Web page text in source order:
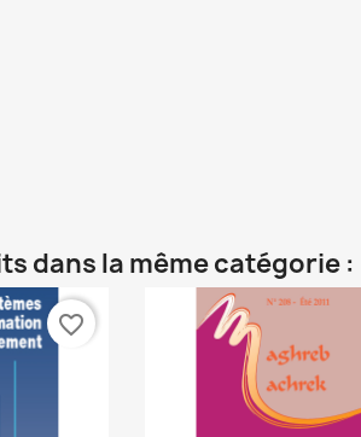
dans la même catégorie :
favorite_border